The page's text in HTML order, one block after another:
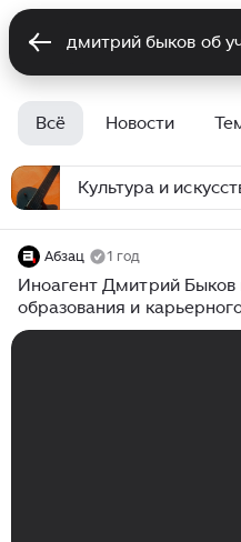
Всё Новости
Культура и
Абзац 1 год
Иноагент Дмитрий
образования и